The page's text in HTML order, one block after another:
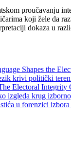
proučavanju
koji žele da
dokaza u
Shapes the
krivi politički teren
Electoral Integrity
izgleda krug
u forenzici